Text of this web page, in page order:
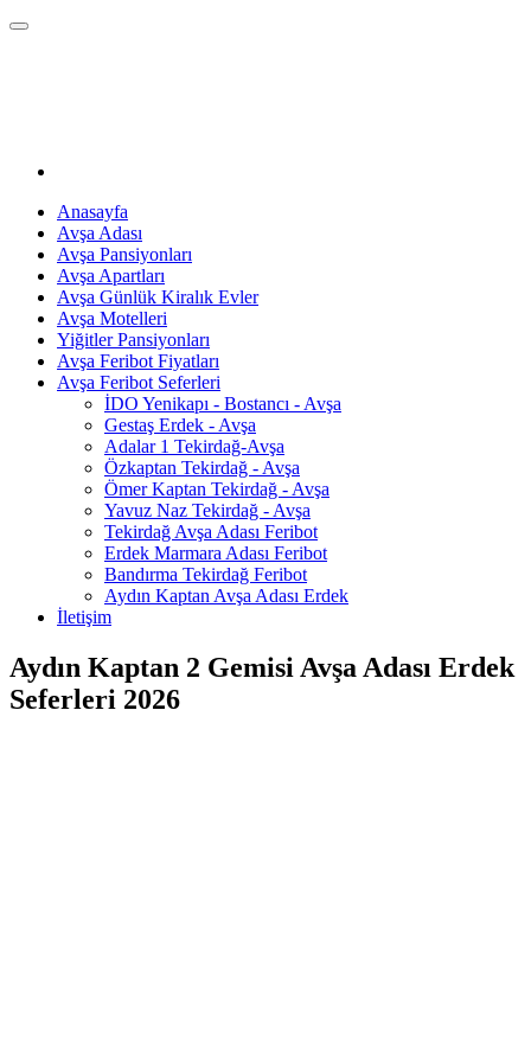
Anasayfa
Avşa Adası
Avşa Pansiyonları
Avşa Apartları
Avşa Günlük Kiralık Evler
Avşa Motelleri
Yiğitler Pansiyonları
Avşa Feribot Fiyatları
Avşa Feribot Seferleri
İDO Yenikapı - Bostancı - Avşa
Gestaş Erdek - Avşa
Adalar 1 Tekirdağ-Avşa
Özkaptan Tekirdağ - Avşa
Ömer Kaptan Tekirdağ - Avşa
Yavuz Naz Tekirdağ - Avşa
Tekirdağ Avşa Adası Feribot
Erdek Marmara Adası Feribot
Bandırma Tekirdağ Feribot
Aydın Kaptan Avşa Adası Erdek
İletişim
Aydın Kaptan 2 Gemisi Avşa Adası Erdek
Seferleri 2026